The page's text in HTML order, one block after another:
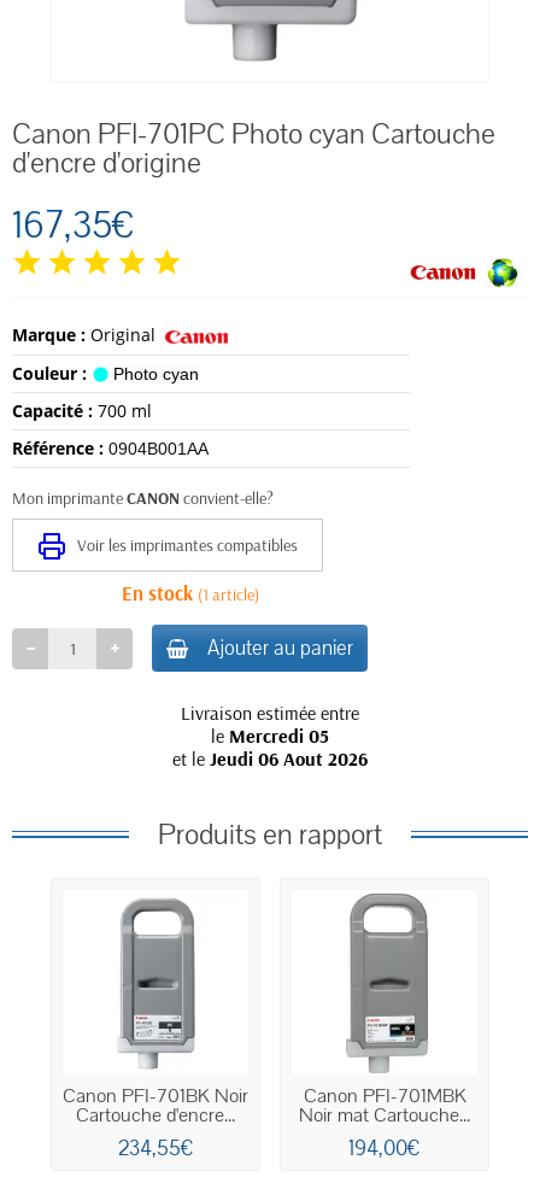
Canon PFI-701PC Photo cyan Cartouche
d'encre d'origine
167,35€
Marque : Original
Couleur :
Photo cyan
Capacité : 700 ml
Référence : 0904B001AA
Mon imprimanteCANON convient-elle?
Voir les imprimantes compatibles
En stock (1 article)
Ajouter au panier
Livraison estimée entre
le Mercredi 05
et le Jeudi 06 Aout 2026
Produits en rapport
Canon PFI-701BK Noir
Cartouche d'encre...
234,55€
Canon PFI-701MBK
Noir mat Cartouche...
194,00€